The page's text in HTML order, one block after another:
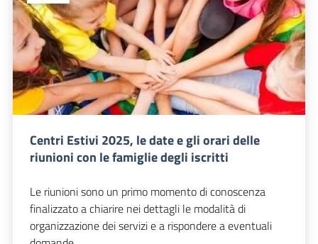
Centri Estivi 2025, le date e gli orari delle
riunioni con le famiglie degli iscritti
Le riunioni sono un primo momento di conoscenza
finalizzato a chiarire nei dettagli le modalità di
organizzazione dei servizi e a rispondere a eventuali